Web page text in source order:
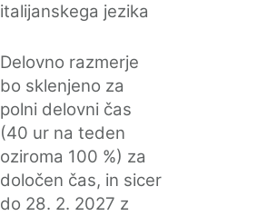
italijanskega jezika
Delovno razmerje
bo sklenjeno za
polni delovni čas
(40 ur na teden
oziroma 100 %) za
določen čas, in sicer
do 28. 2. 2027 z